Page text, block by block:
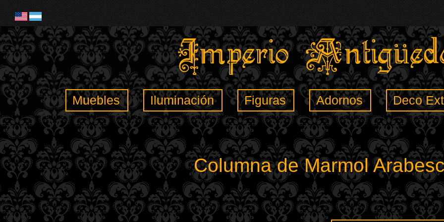
Muebles Iluminación Figuras Adornos Deco
Columna de Marmol